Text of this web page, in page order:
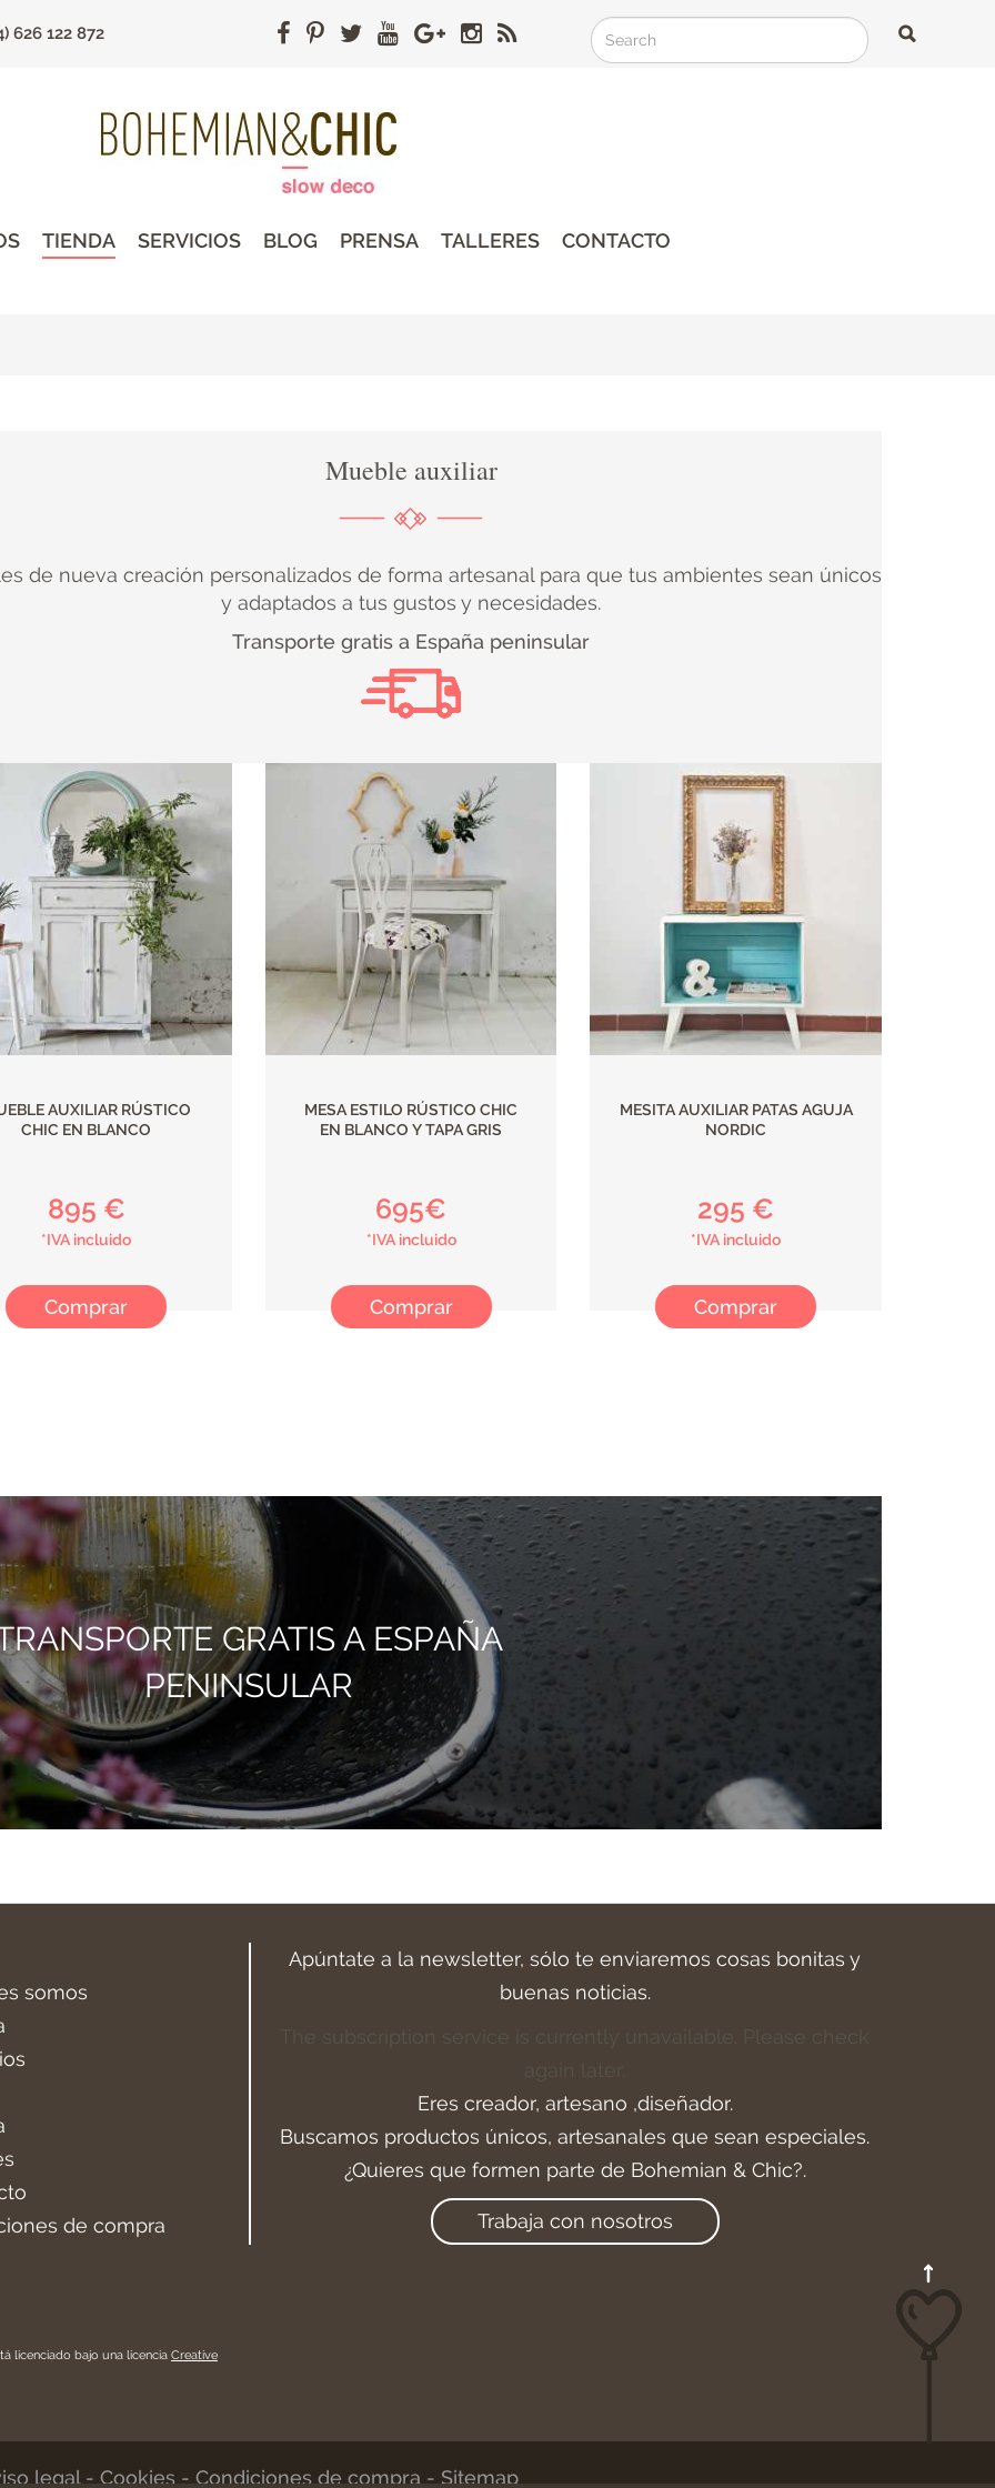
626 122 872
Search
Search
Search
TIENDA SERVICIOS BLOG PRENSA TALLERES CONTACTO
Mueble auxiliar
de nueva creación personalizados de forma artesanal para que tus ambientes sean únicos
y adaptados a tus gustos y necesidades.
Transporte gratis a España peninsular
AUXILIAR RÚSTICO
CHIC EN BLANCO
895 €
*IVA incluido
Comprar
MESA ESTILO RÚSTICO CHIC
EN BLANCO Y TAPA GRIS
695€
*IVA incluido
Comprar
MESITA AUXILIAR PATAS AGUJA
NORDIC
295 €
*IVA incluido
Comprar
GRATIS A ESPAÑA
PENINSULAR
somos
de compra
licenciado bajo una licencia Creative
Apúntate a la newsletter, sólo te enviaremos cosas bonitas y
buenas noticias.
The subscription service is currently unavailable. Please check
again later.
Eres creador, artesano ,diseñador.
Buscamos productos únicos, artesanales que sean especiales.
¿Quieres que formen parte de Bohemian & Chic?.
Trabaja con nosotros
legal- Cookies - Condiciones de compra - Sitemap